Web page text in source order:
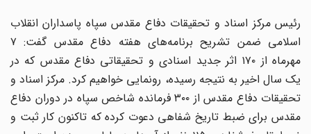
رئیس مرکز اسناد و تحقیقات دفاع مقدس سپاه پاسداران انقلاب
اسلامی ضمن تشریح برنامه‌های هفته دفاع مقدس گفت: ٧
مهرماه از ١٧٠ اثر جدید اسنادی و تحقیقاتی دفاع مقدس که در
یک سال اخیر به نتیجه رسیده، رونمایی خواهیم کرد. مرکز اسناد و
تحقیقات دفاع مقدس از ٣٠٠ فرمانده شاخص سپاه در دوران دفاع
مقدس برای ضبط تاریخ شفاهی دعوت کرده که تاکنون کار ثبت و